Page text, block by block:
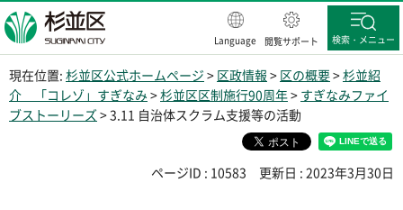
杉並区
Language 閲覧サポート 検索・メニュー
現在位置: 杉並区公式ホームページ > 区政情報 > 区の概要>杉並紹
介 「コレゾ」すぎなみ >杉並区区制施行90周年> すぎなみファイ
ブストーリーズ> 3.11 自治体スクラム支援等の活動
ページID : 10583 更新日 : 2023年3月30日